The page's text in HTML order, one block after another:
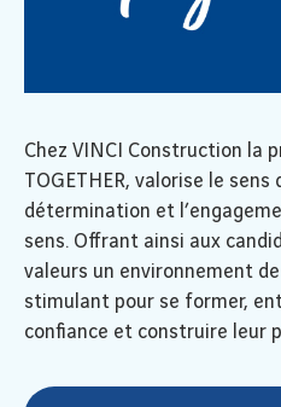
Chez VINCI Construction la
TOGETHER, valorise le
détermination et
sens. Offrant ainsi aux
valeurs un environnement
stimulant pour se former,
confiance et construire leur